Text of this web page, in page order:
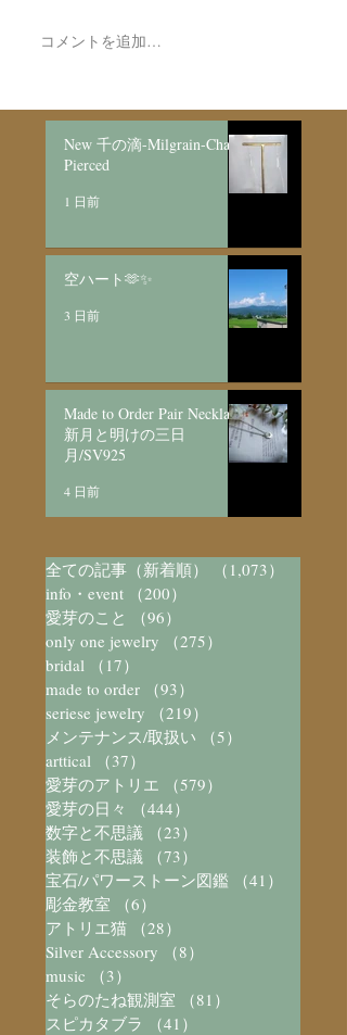
コメントを追加…
New 千の滴-Milgrain-Chain
Pierced
1 日前
空ハート🫶✨
3 日前
Made to Order Pair Necklace
新月と明けの三日
月/SV925
4 日前
全ての記事（新着順） （1,073）
info・event
（200）
愛芽のこと
（96）
only one jewelry
（275）
bridal
（17）
made to order
（93）
seriese jewelry
（219）
メンテナンス/取扱い
（5）
arttical
（37）
愛芽のアトリエ
（579）
愛芽の日々
（444）
数字と不思議
（23）
装飾と不思議
（73）
宝石/パワーストーン図鑑
（41）
彫金教室
（6）
アトリエ猫
（28）
Silver Accessory
（8）
music
（3）
そらのたね観測室
（81）
スピカタブラ
（41）